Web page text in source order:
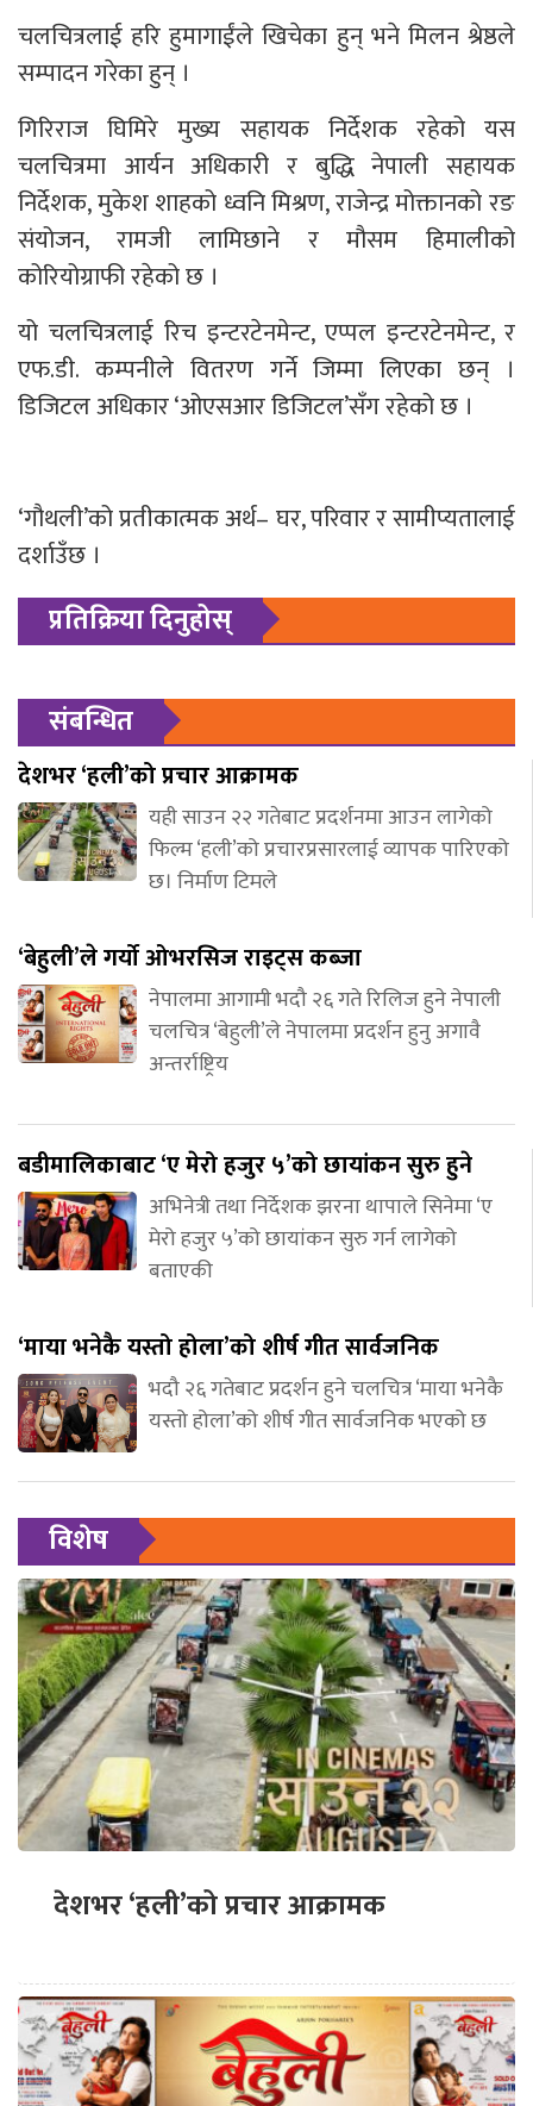
चलचित्रलाई हरि हुमागाईंले खिचेका हुन् भने मिलन श्रेष्ठले
सम्पादन गरेका हुन् ।
गिरिराज घिमिरे मुख्य सहायक निर्देशक रहेको यस
चलचित्रमा आर्यन अधिकारी र बुद्धि नेपाली सहायक
निर्देशक, मुकेश शाहको ध्वनि मिश्रण, राजेन्द्र मोक्तानको रङ
संयोजन, रामजी लामिछाने र मौसम हिमालीको
कोरियोग्राफी रहेको छ ।
यो चलचित्रलाई रिच इन्टरटेनमेन्ट, एप्पल इन्टरटेनमेन्ट, र
एफ.डी. कम्पनीले वितरण गर्ने जिम्मा लिएका छन् ।
डिजिटल अधिकार ‘ओएसआर डिजिटल’सँग रहेको छ ।
‘गौथली’को प्रतीकात्मक अर्थ– घर, परिवार र सामीप्यतालाई
दर्शाउँछ ।
प्रतिक्रिया दिनुहोस्
संबन्धित
देशभर ‘हली’को प्रचार आक्रामक
यही साउन २२ गतेबाट प्रदर्शनमा आउन लागेको
फिल्म ‘हली’को प्रचारप्रसारलाई व्यापक पारिएको
छ। निर्माण टिमले
‘बेहुली’ले गर्यो ओभरसिज राइट्स कब्जा
नेपालमा आगामी भदौ २६ गते रिलिज हुने नेपाली
चलचित्र ‘बेहुली’ले नेपालमा प्रदर्शन हुनु अगावै
अन्तर्राष्ट्रिय
बडीमालिकाबाट ‘ए मेरो हजुर ५’को छायांकन सुरु हुने
अभिनेत्री तथा निर्देशक झरना थापाले सिनेमा ‘ए
मेरो हजुर ५’को छायांकन सुरु गर्न लागेको
बताएकी
‘माया भनेकै यस्तो होला’को शीर्ष गीत सार्वजनिक
भदौ २६ गतेबाट प्रदर्शन हुने चलचित्र ‘माया भनेकै
यस्तो होला’को शीर्ष गीत सार्वजनिक भएको छ
विशेष
देशभर ‘हली’को प्रचार आक्रामक